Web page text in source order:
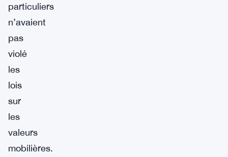
particuliers
n’avaient
pas
violé
les
lois
sur
les
valeurs
mobilières.